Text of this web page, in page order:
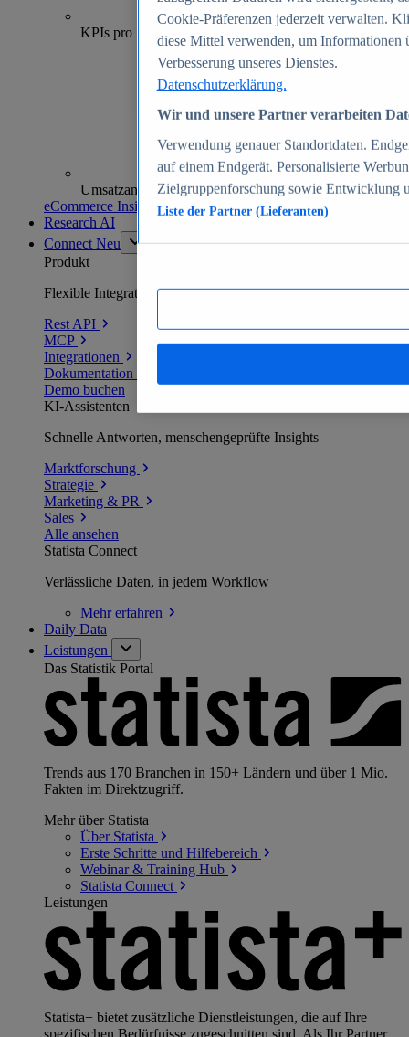
70+
KPIs pro Shop
Umsatzanalysen und -prognosen
eCommerce Insights entdecken
Research AI
Connect Neu
Produkt
Flexible Integration für jede Umgebung
Rest API
MCP
Integrationen
Dokumentation
Demo buchen
KI-Assistenten
Schnelle Antworten, menschengeprüfte Insights
Marktforschung
Strategie
Marketing & PR
Sales
Alle ansehen
Statista Connect
Verlässliche Daten, in jedem Workflow
Mehrerfahren
Daily Data
Leistungen
Das Statistik Portal
Trends aus 170 Branchen in 150+ Ländern und über 1 Mio.
Fakten im Direktzugriff.
Mehr über Statista
Über Statista
Erste Schritte und Hilfebereich
Webinar & Training Hub
Statista Connect
Leistungen
Statista+ bietet zusätzliche Dienstleistungen, die auf Ihre
spezifischen Bedürfnisse zugeschnitten sind. Als Ihr Partner
Cookie-Präferenzen jederzeit verwalten.
diese Mittel verwenden, um Informationen
Verbesserung unseres Dienstes.
Datenschutzerklärung.
Wir und unsere Partner verarbeiten
Verwendung genauer Standortdaten.
auf einem Endgerät. Personalisierte
Zielgruppenforschung sowie Entwicklung
Liste der Partner (Lieferanten)